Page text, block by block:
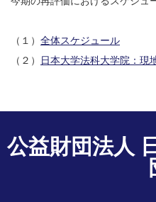
（１） 全体スケジュール
（２）
日本大学法科大学院：現
公益財団法人